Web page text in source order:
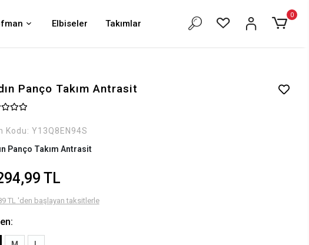
Elbiseler Takımlar
0
Panço Takım Antrasit
Kodu: Y13Q8EN94S
Panço Takım Antrasit
TL
TL 'den başlayan taksitlerle